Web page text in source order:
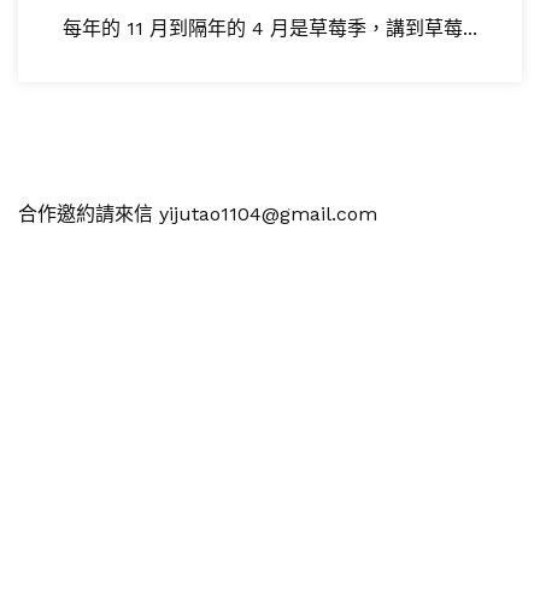
每年的 11 月到隔年的 4 月是草莓季，講到草莓...
合作邀約請來信 yijutao1104@gmail.com